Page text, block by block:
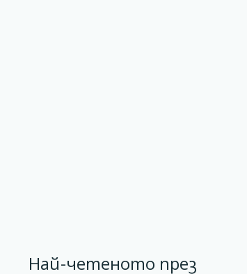
Най-четеното през